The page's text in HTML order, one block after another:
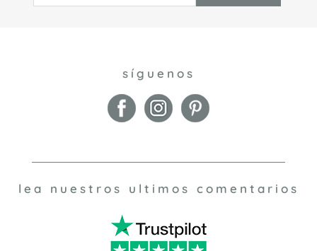
síguenos
lea nuestros ultimos comentarios